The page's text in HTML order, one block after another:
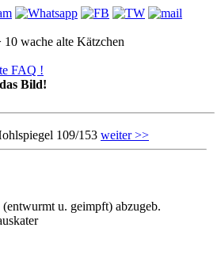
10 wache alte Kätzchen
FAQ !
Bild!
109/153 weiter >>
u. geimpft) abzugeb.